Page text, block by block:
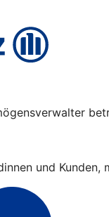
und